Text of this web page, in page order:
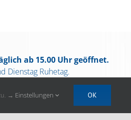
ab 15.00 Uhr geöffnet.
Dienstag Ruhetag.
Datenschutz|AGB
→ Einstellungen OK